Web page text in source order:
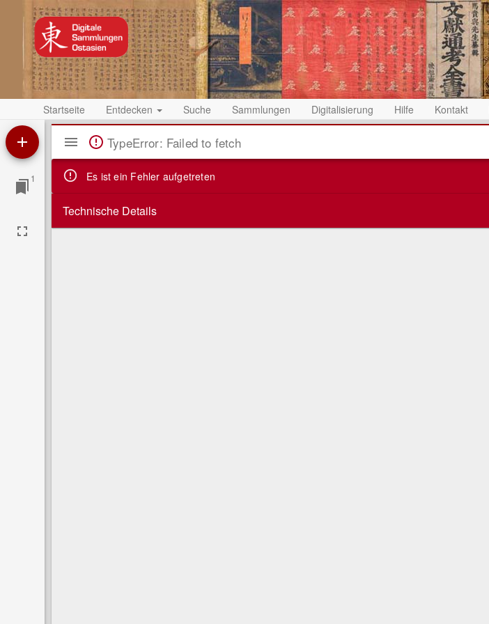
Startseite Entdecken Suche Sammlungen Digitalisierung Hilfe Kontakt
1
Mirador
ViewerTypeError: Failed to fetch
Es ist ein Fehler aufgetreten
Technische Details